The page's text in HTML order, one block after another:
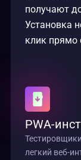
получают
Установка
клик прямо
PWA-
легкий веб-